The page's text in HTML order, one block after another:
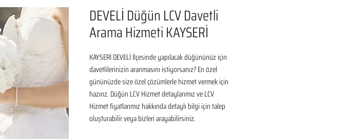
DEVELİ Düğün LCV Davetli
Arama Hizmeti KAYSERİ
KAYSERİ DEVELİ İlçesinde yapılacak düğününüz için
davetlilerinizin aranmasını istiyorsanız? En özel
gününüzde size özel çözümlerle hizmet vermek için
hazırız. Düğün LCV Hizmet detaylarımız ve LCV
Hizmet fiyatlarımız hakkında detaylı bilgi için talep
oluşturabilir veya bizleri arayabilirsiniz.